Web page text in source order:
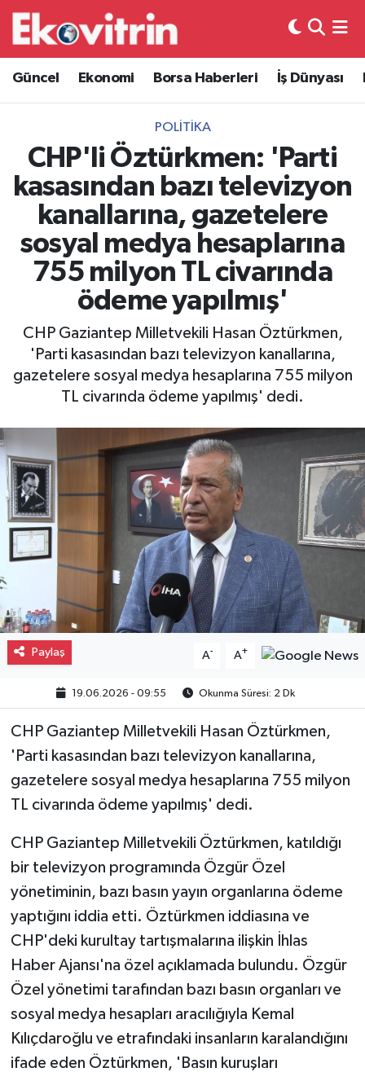
Güncel Ekonomi Borsa Haberleri İş Dünyası
POLITIKA
CHP'li Öztürkmen: 'Parti
kasasından bazı televizyon
kanallarına, gazetelere
sosyal medya hesaplarına
755 milyon TL civarında
ödeme yapılmış'
CHP Gaziantep Milletvekili Hasan Öztürkmen,
'Parti kasasından bazı televizyon kanallarına,
gazetelere sosyal medya hesaplarına 755 milyon
TL civarında ödeme yapılmış' dedi.
Paylaş A- A+
19.06.2026 - 09:55 Okunma Süresi: 2 Dk
CHP Gaziantep Milletvekili Hasan Öztürkmen,
'Parti kasasından bazı televizyon kanallarına,
gazetelere sosyal medya hesaplarına 755 milyon
TL civarında ödeme yapılmış' dedi.
CHP Gaziantep Milletvekili Öztürkmen, katıldığı
bir televizyon programında Özgür Özel
yönetiminin, bazı basın yayın organlarına ödeme
yaptığını iddia etti. Öztürkmen iddiasına ve
CHP'deki kurultay tartışmalarına ilişkin İhlas
Haber Ajansı'na özel açıklamada bulundu. Özgür
Özel yönetimi tarafından bazı basın organları ve
sosyal medya hesapları aracılığıyla Kemal
Kılıçdaroğlu ve etrafındaki insanların karalandığını
ifade eden Öztürkmen, 'Basın kuruşları
Güncel
Ekonomi
Borsa Haberleri
İş Dünyası
Lojistik
Otovitrin
Asayiş
Magazin
Gayrimenkul
Eğitim
Hava Durumu
Trafik Durumu
Süper Lig Puan Durumu ve Fikstür
Tüm Manşetler
Son Dakika Haberleri
Haber Arşivi